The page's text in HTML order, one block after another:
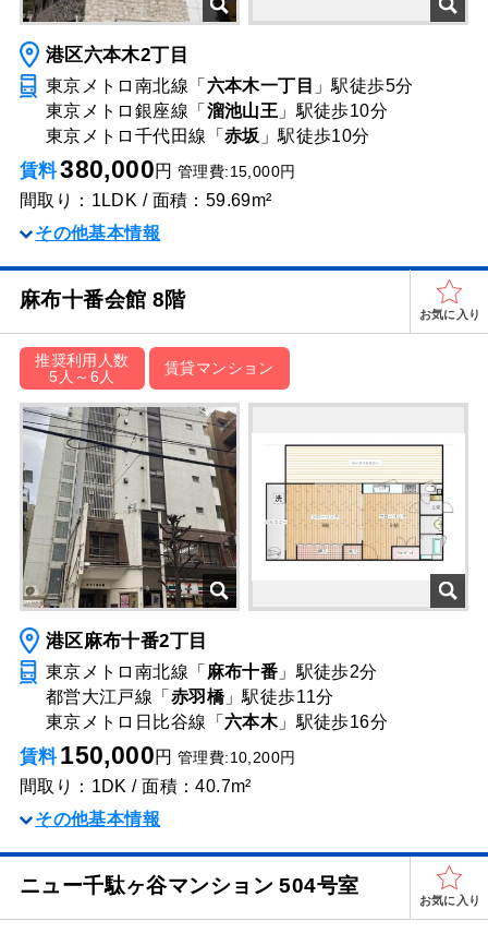
港区六本木2丁目
東京メトロ南北線「 六本木一丁目 」駅徒歩5分
東京メトロ銀座線「 溜池山王 」駅徒歩10分
東京メトロ千代田線「 赤坂 」駅徒歩10分
賃料380,000円 管理費:15,000円
間取り：1LDK / 面積：59.69m²
その他基本情報
麻布十番会館 8階
お気に入り
推奨利用人数
5人～6人
賃貸マンション
港区麻布十番2丁目
東京メトロ南北線「 麻布十番 」駅徒歩2分
都営大江戸線「 赤羽橋」駅徒歩11分
東京メトロ日比谷線「 六本木」駅徒歩16分
賃料150,000円 管理費:10,200円
間取り：1DK / 面積：40.7m²
その他基本情報
ニュー千駄ヶ谷マンション 504号室
お気に入り